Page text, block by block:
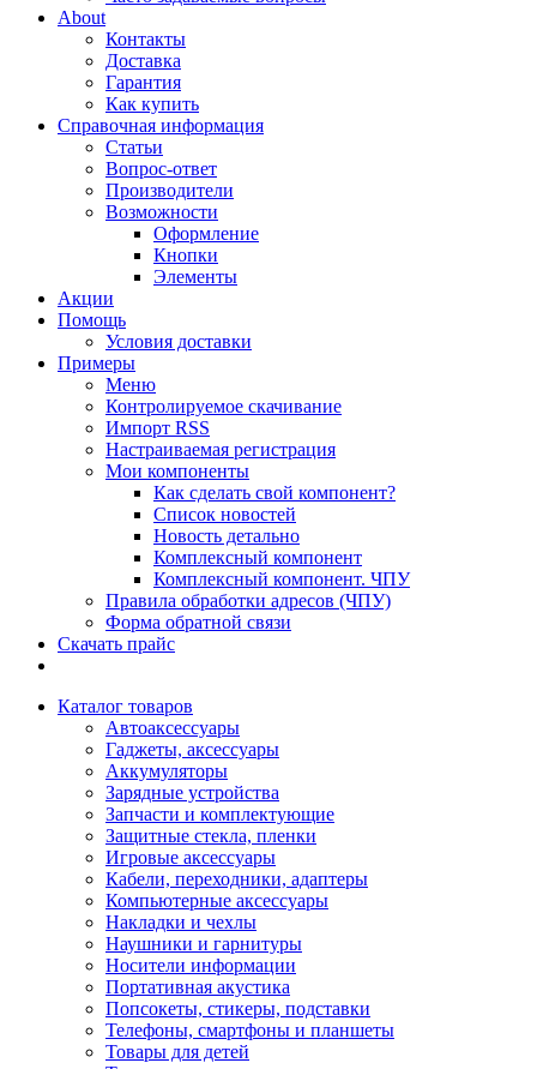
About
Контакты
Доставка
Гарантия
Как купить
Справочная информация
Статьи
Вопрос-ответ
Производители
Возможности
Оформление
Кнопки
Элементы
Акции
Помощь
Условия доставки
Примеры
Меню
Контролируемое скачивание
Импорт RSS
Настраиваемая регистрация
Мои компоненты
Как сделать свой компонент?
Список новостей
Новость детально
Комплексный компонент
Комплексный компонент. ЧПУ
Правила обработки адресов (ЧПУ)
Форма обратной связи
Скачать прайс
Каталог товаров
Автоаксессуары
Гаджеты, аксессуары
Аккумуляторы
Зарядные устройства
Запчасти и комплектующие
Защитные стекла, пленки
Игровые аксессуары
Кабели, переходники, адаптеры
Компьютерные аксессуары
Накладки и чехлы
Наушники и гарнитуры
Носители информации
Портативная акустика
Попсокеты, стикеры, подставки
Телефоны, смартфоны и планшеты
Товары для детей